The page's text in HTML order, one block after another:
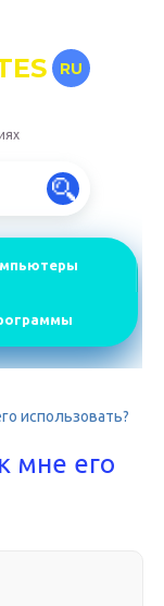
RU
использовать?
мне его